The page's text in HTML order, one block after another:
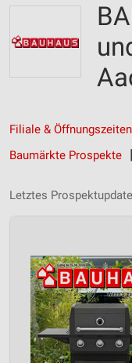
Filiale &
Baumärkte Prospekte
Letztes